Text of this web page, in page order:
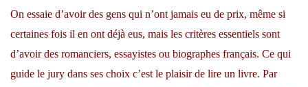
On essaie d’avoir des gens qui n’ont jamais eu de prix, même si
certaines fois il en ont déjà eus, mais les critères essentiels sont
d’avoir des romanciers, essayistes ou biographes français. Ce qui
guide le jury dans ses choix c’est le plaisir de lire un livre. Par